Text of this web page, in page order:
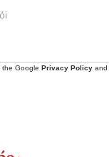
the Google Privacy Policy and